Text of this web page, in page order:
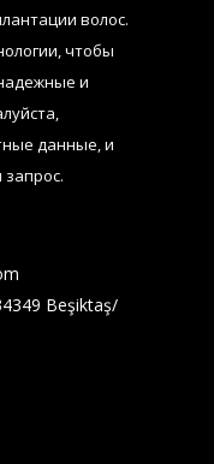
волос.
чтобы
и
данные, и
Beşiktaş/